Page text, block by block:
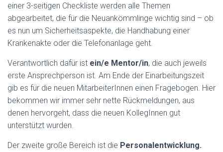
einer 3-seitigen Checkliste werden alle Themen
abgearbeitet, die für die Neuankömmlinge wichtig sind – ob
es nun um Sicherheitsaspekte, die Handhabung einer
Krankenakte oder die Telefonanlage geht.
Verantwortlich dafür ist ein/e Mentor/in, die auch jeweils
erste Ansprechperson ist. Am Ende der Einarbeitungszeit
gib es für die neuen MitarbeiterInnen einen Fragebogen. Hier
bekommen wir immer sehr nette Rückmeldungen, aus
denen hervorgeht, dass die neuen KollegInnen gut
unterstützt wurden.
Der zweite große Bereich ist die Personalentwicklung.